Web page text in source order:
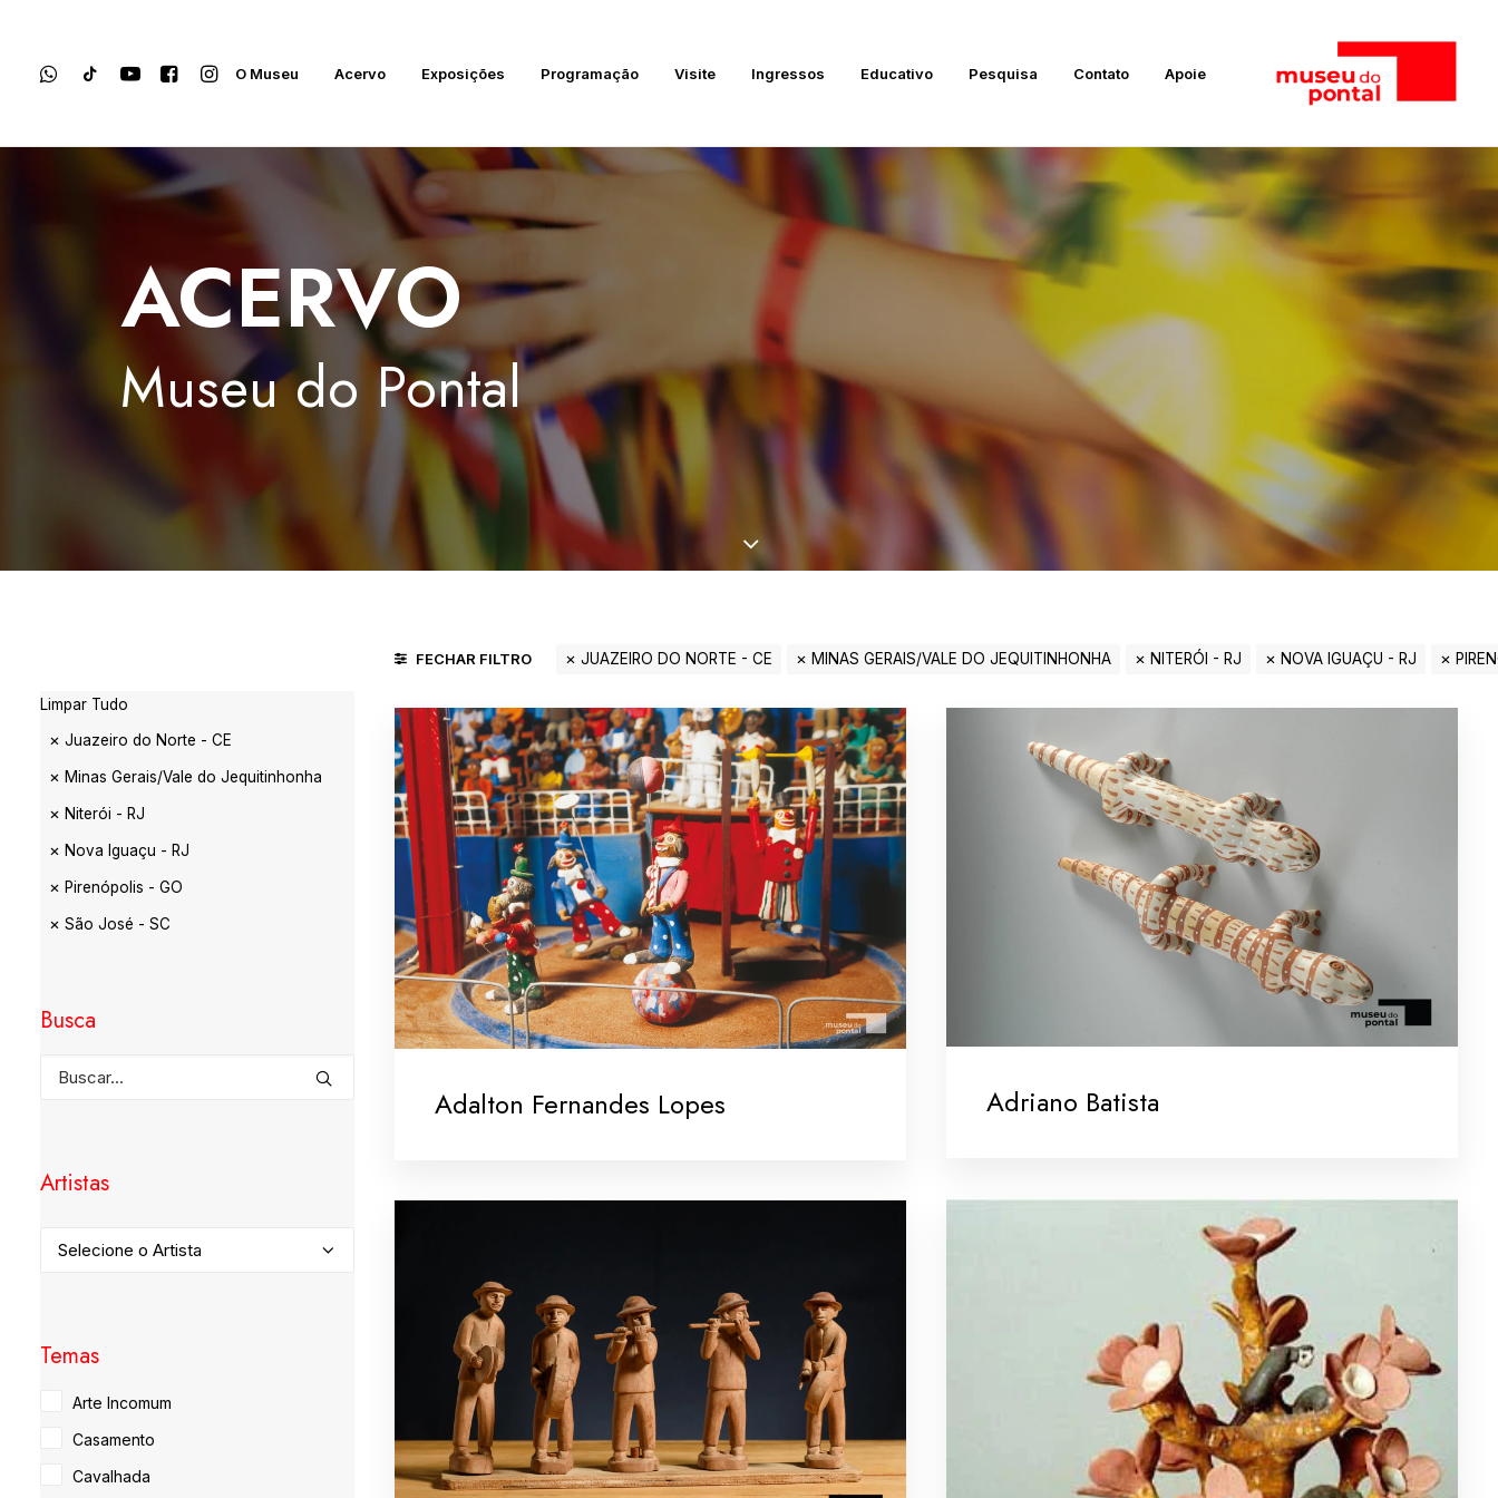
O Museu Acervo Exposições Programação Visite Ingressos Educativo Pesquisa Contato Apoie
ACERVO
Museu do Pontal
Limpar Tudo
Juazeiro do Norte - CE
Minas Gerais/Vale do Jequitinhonha
Niterói - RJ
Nova Iguaçu - RJ
Pirenópolis - GO
São José - SC
Busca
Artistas
Temas
Arte Incomum
Casamento
Cavalhada
FECHAR FILTRO JUAZEIRO DO NORTE - CE MINAS GERAIS/VALE DO JEQUITINHONHA NITERÓI - RJ NOVA IGUAÇU - RJ
Adalton Fernandes Lopes Adriano Batista